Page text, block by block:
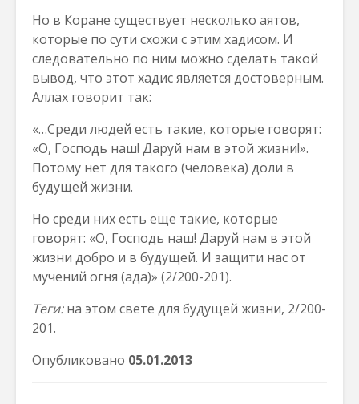
Но в Коране существует несколько аятов,
которые по сути схожи с этим хадисом. И
следовательно по ним можно сделать такой
вывод, что этот хадис является достоверным.
Аллах говорит так:
«…Среди людей есть такие, которые говорят:
«О, Господь наш! Даруй нам в этой жизни!».
Потому нет для такого (человека) доли в
будущей жизни.
Но среди них есть еще такие, которые
говорят: «О, Господь наш! Даруй нам в этой
жизни добро и в будущей. И защити нас от
мучений огня (ада)» (2/200-201).
Теги:на этом свете для будущей жизни, 2/200-
201.
Опубликовано 05.01.2013